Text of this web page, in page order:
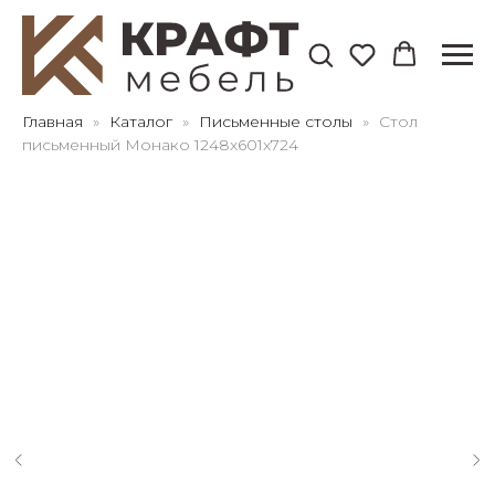
Главная Каталог Письменные столы
Стол
письменный Монако 1248х601х724